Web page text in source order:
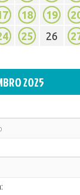
18 19
25 26
2025